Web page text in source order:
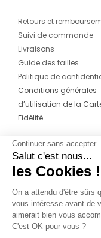
Retours et
Suivi de commande
Livraisons
Guide des tailles
Politique de
Conditions générales
d’utilisation de la
Fidélité
CONTACT
04 42 20 78 42
Du lundi au jeudi de 8h30 à
vendredi de 8h30 à 15h30
Continuer sans accepter
Salut c'est nous...
les Cookies !
On a attendu d'être sûrs
vous intéresse avant de
aimerait bien vous
C'est OK pour vous ?